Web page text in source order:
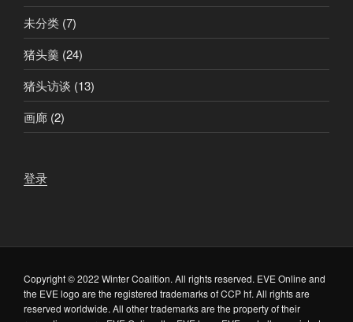
未分类 (7)
猪头羹 (24)
猪头访谈 (13)
画廊 (2)
登录
Copyright © 2022 Winter Coalition. All rights reserved. EVE Online and
the EVE logo are the registered trademarks of CCP hf. All rights are
reserved worldwide. All other trademarks are the property of their